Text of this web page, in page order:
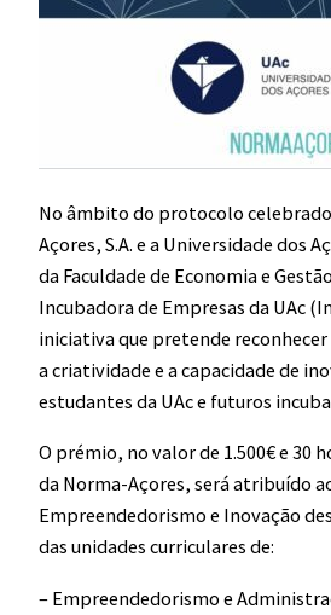
No âmbito do protocolo
Açores, S.A. e a Universidade dos
da Faculdade de Economia e
Incubadora de Empresas da UAc
iniciativa que pretende
a criatividade e a capacidade de
estudantes da UAc e futuros
O prémio, no valor de 1.500€ e 30
da Norma-Açores, será atribuído
Empreendedorismo e Inovação
das unidades curriculares de:
– Empreendedorismo e